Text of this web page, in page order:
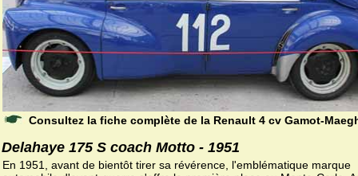
Consultez la fiche complète de la Renault 4 cv Gamot-
Delahaye 175 S coach Motto - 1951
En 1951, avant de bientôt tirer sa révérence, l'emblématique marque